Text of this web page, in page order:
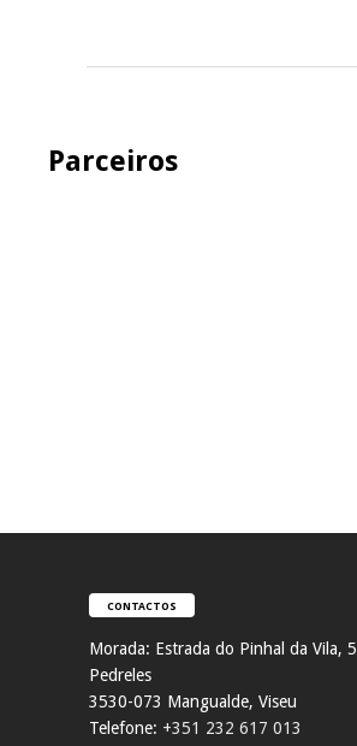
Parceiros
CONTACTOS
Morada: Estrada do Pinhal da Vila, 5
Pedreles
3530-073 Mangualde, Viseu
Telefone: +351 232 617 013